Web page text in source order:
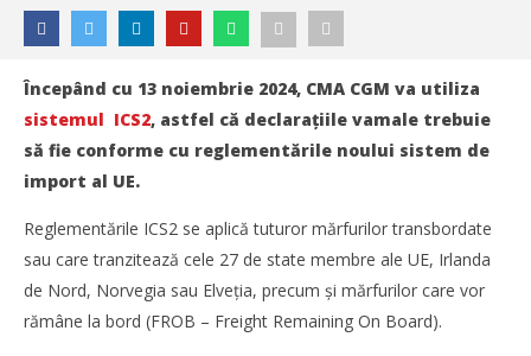
Începând cu 13 noiembrie 2024, CMA CGM va utiliza
sistemul ICS2, astfel că declarațiile vamale trebuie
să fie conforme cu reglementările noului sistem de
import al UE.
Reglementările ICS2 se aplică tuturor mărfurilor transbordate
sau care tranzitează cele 27 de state membre ale UE, Irlanda
de Nord, Norvegia sau Elveția, precum și mărfurilor care vor
rămâne la bord (FROB – Freight Remaining On Board).